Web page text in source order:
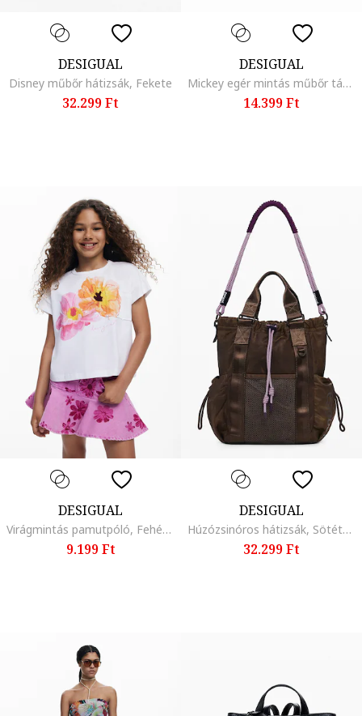
DESIGUAL
Disney műbőr hátizsák, Fekete
32.299 Ft
DESIGUAL
Mickey egér mintás műbőr táska
14.399 Ft
DESIGUAL
Virágmintás pamutpóló, Fehér/Narancssárga/Rózsaszín
9.199 Ft
DESIGUAL
Húzózsinóros hátizsák, Sötétbarna
32.299 Ft